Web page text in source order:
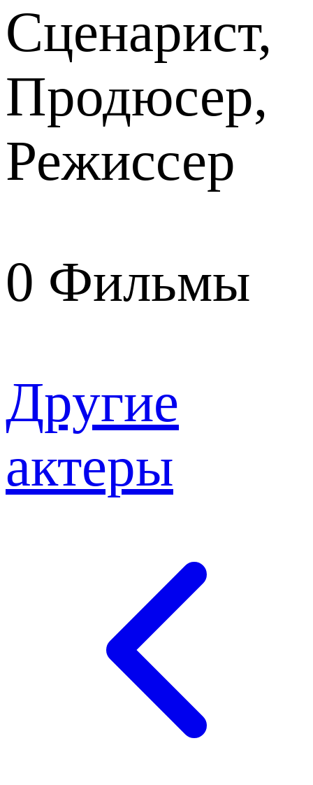
Сценарист,
Продюсер,
Режиссер
0 Фильмы
Другие
актеры